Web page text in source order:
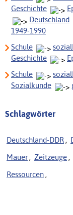
Geschichte
Deutschland
1949-1990
Schule
Geschichte
Schule
Sozialkunde
Schlagwörter
Deutschland-DDR ,
Mauer , Zeitzeuge ,
Ressourcen ,